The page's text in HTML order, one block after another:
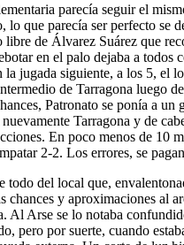
parecía seguir el
lo que parecía ser perfecto se
libre de Álvarez Suárez que
en el palo dejaba a todos
la jugada siguiente, a los 5, el
de Tarragona luego
Patronato se ponía a un
Tarragona y de
En poco menos de 10
2-2. Los errores, se
todo del local que,
chances y aproximaciones al
Al Arse se lo notaba
pero por suerte, cuando